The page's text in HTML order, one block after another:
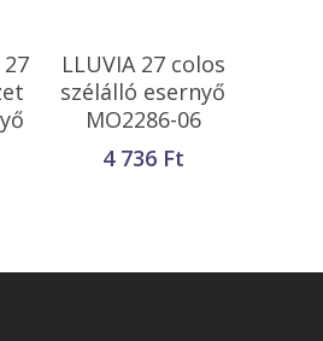
Opciók Választása
LLUVIA 27 colos
szélálló esernyő
MO2286-06
4 736 Ft